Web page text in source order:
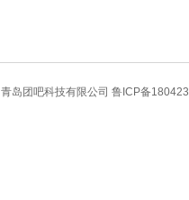
青岛团吧科技有限公司 鲁ICP备